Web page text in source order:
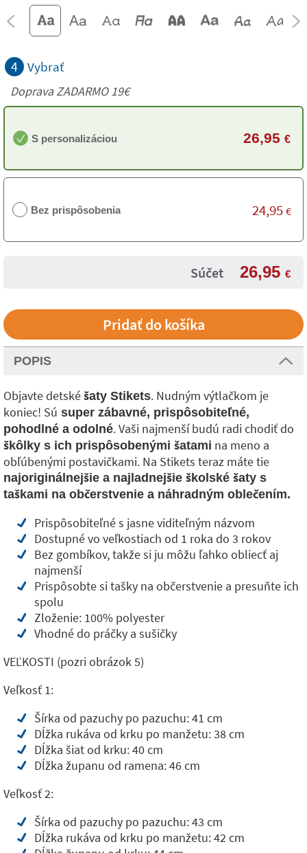
4 Vybrať
Doprava ZADARMO 19€
S personalizáciou 26,95 €
Bez prispôsobenia 24,95 €
Súčet 26,95 €
POPIS
Objavte detské šaty Stikets. Nudným výtlačkom je
koniec! Sú super zábavné, prispôsobiteľné,
pohodlné a odolné. Vaši najmenší budú radi chodiť do
škôlky s ich prispôsobenými šatami na meno a
obľúbenými postavičkami. Na Stikets teraz máte tie
najoriginálnejšie a najladnejšie školské šaty s
taškami na občerstvenie a náhradným oblečením.
Prispôsobiteľné s jasne viditeľným názvom
Dostupné vo veľkostiach od 1 roka do 3 rokov
Bez gombíkov, takže si ju môžu ľahko obliecť aj
najmenší
Prispôsobte si tašky na občerstvenie a presuňte ich
spolu
Zloženie: 100% polyester
Vhodné do práčky a sušičky
VEĽKOSTI (pozri obrázok 5)
Veľkosť 1:
Šírka od pazuchy po pazuchu: 41 cm
Dĺžka rukáva od krku po manžetu: 38 cm
Dĺžka šiat od krku: 40 cm
Dĺžka županu od ramena: 46 cm
Veľkosť 2:
Šírka od pazuchy po pazuchu: 43 cm
Dĺžka rukáva od krku po manžetu: 42 cm